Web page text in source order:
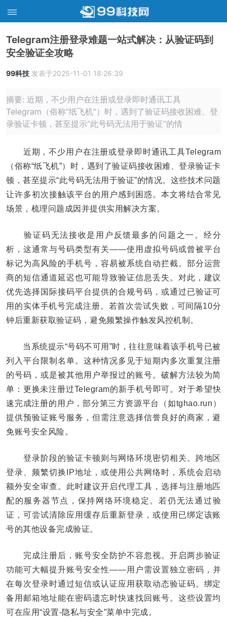
Telegram注册登录难题一站式解决：从验证码到
安全验证全攻略
99科技 发表于2025-11-01 18:26:39
摘要: 近期，不少用户在注册或登录即时通讯工具
Telegram（俗称“纸飞机”）时，遇到了验证码接收困难、登
录验证卡顿，甚至提示“此号码无法用于验证”的情
近期，不少用户在注册或登录即时通讯工具Telegram
（俗称“纸飞机”）时，遇到了验证码接收困难、登录验证卡
顿，甚至提示“此号码无法用于验证”的情况。这些技术问题
让许多初次接触该平台的用户感到困惑。本文将结合常见
场景，梳理问题成因并提供实用解决方案。
验证码无法接收是用户反馈最多的问题之一。经分
析，这通常与号码类型有关——使用虚拟号码或曾被平台
标记为高风险的手机号，容易被系统自动拦截。部分运营
商的短信通道延迟也可能导致验证信息丢失。对此，建议
优先选择国际接码平台提供的合规号码，或通过已验证可
用的实体手机号完成注册。若首次尝试失败，可间隔10分
钟后重新获取验证码，避免频繁操作触发风控机制。
当系统提示“号码不可用”时，往往意味着该手机号已被
列入平台限制名单。这种情况多见于短期内多次重复注册
的号码，或是被其他用户举报过的账号。破解方法较为简
单：更换未注册过Telegram的新手机号即可。对于希望快
速完成注册的用户，部分第三方资源平台（如tghao.run）
提供预验证账号服务，但需注意选择信誉良好的商家，避
免账号安全风险。
登录阶段的验证卡顿则与网络环境密切相关。跨地区
登录、频繁切换IP地址，或使用公共网络时，系统会启动
额外安全审查。此时建议开启代理工具，选择与注册地匹
配的服务器节点，保持网络环境稳定。若仍无法通过验
证，可尝试清除应用缓存后重新登录，或使用已绑定该账
号的其他设备完成验证。
完成注册后，账号安全防护不容忽视。开启两步验证
功能可大幅提升账号安全性——用户需设置独立密码，并
在每次登录时通过短信或认证应用获取动态验证码。绑定
备用邮箱地址能在密码遗忘时快速找回账号。这些设置均
可在应用“设置-隐私与安全”菜单中完成。